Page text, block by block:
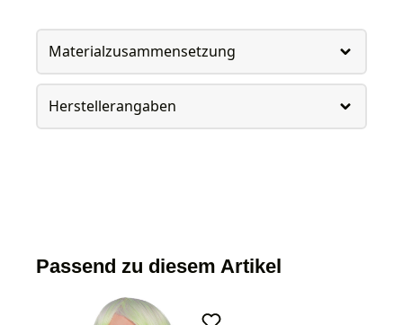
Materialzusammensetzung
Herstellerangaben
Passend zu diesem Artikel